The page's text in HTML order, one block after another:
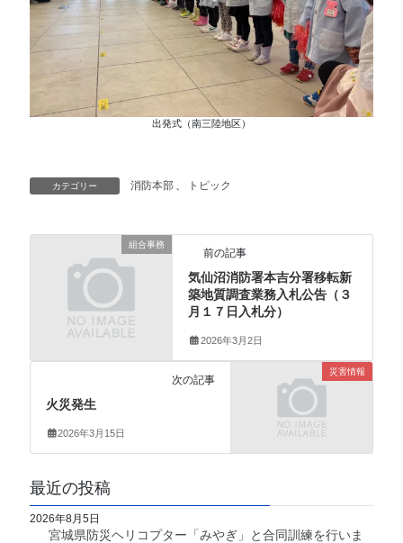
出発式（南三陸地区）
カテゴリー 消防本部 、 トピック
組合事務
前の記事
気仙沼消防署本吉分署移転新
築地質調査業務入札公告（３
月１７日入札分）
2026年3月2日
災害情報
次の記事
火災発生
2026年3月15日
最近の投稿
宮城県防災ヘリコプター「みやぎ」と合同訓練を行いま
2026年8月5日